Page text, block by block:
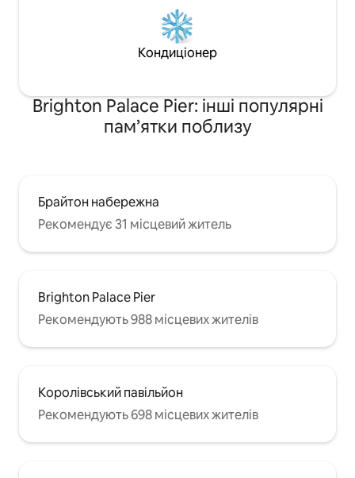
Кондиціонер
Brighton Palace Pier: інші популярні
пам’ятки поблизу
Брайтон набережна
Рекомендує 31 місцевий житель
Brighton Palace Pier
Рекомендують 988 місцевих жителів
Королівський павільйон
Рекомендують 698 місцевих жителів